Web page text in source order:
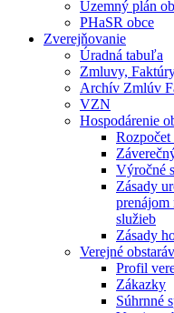
Územný plán
PHaSR obce
Zverejňovanie
Úradná tabuľa
Zmluvy,
Archív Zmlúv
VZN
Hospodárenie
Rozpočet
Výročné
Zásady
prenájom
služieb
Zásady
Verejné
Profil
Zákazky
Súhrnné